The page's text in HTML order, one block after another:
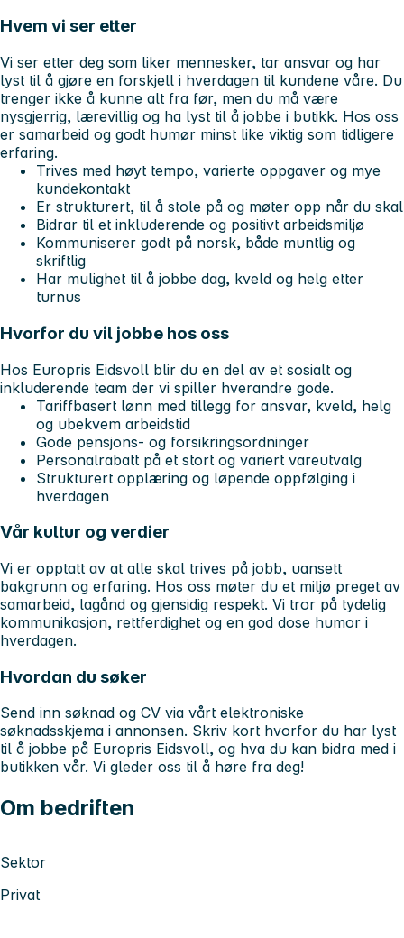
Hvem vi ser etter
Vi ser etter deg som liker mennesker, tar ansvar og har
lyst til å gjøre en forskjell i hverdagen til kundene våre. Du
trenger ikke å kunne alt fra før, men du må være
nysgjerrig, lærevillig og ha lyst til å jobbe i butikk. Hos oss
er samarbeid og godt humør minst like viktig som tidligere
erfaring.
Trives med høyt tempo, varierte oppgaver og mye
kundekontakt
Er strukturert, til å stole på og møter opp når du skal
Bidrar til et inkluderende og positivt arbeidsmiljø
Kommuniserer godt på norsk, både muntlig og
skriftlig
Har mulighet til å jobbe dag, kveld og helg etter
turnus
Hvorfor du vil jobbe hos oss
Hos Europris Eidsvoll blir du en del av et sosialt og
inkluderende team der vi spiller hverandre gode.
Tariffbasert lønn med tillegg for ansvar, kveld, helg
og ubekvem arbeidstid
Gode pensjons- og forsikringsordninger
Personalrabatt på et stort og variert vareutvalg
Strukturert opplæring og løpende oppfølging i
hverdagen
Vår kultur og verdier
Vi er opptatt av at alle skal trives på jobb, uansett
bakgrunn og erfaring. Hos oss møter du et miljø preget av
samarbeid, lagånd og gjensidig respekt. Vi tror på tydelig
kommunikasjon, rettferdighet og en god dose humor i
hverdagen.
Hvordan du søker
Send inn søknad og CV via vårt elektroniske
søknadsskjema i annonsen. Skriv kort hvorfor du har lyst
til å jobbe på Europris Eidsvoll, og hva du kan bidra med i
butikken vår. Vi gleder oss til å høre fra deg!
Om bedriften
Sektor
Privat